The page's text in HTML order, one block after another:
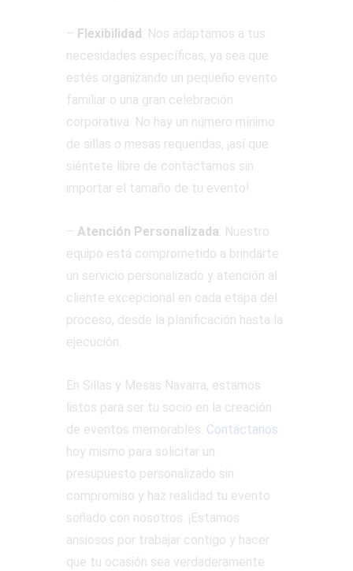
– Flexibilidad: Nos adaptamos a tus
necesidades específicas, ya sea que
estés organizando un pequeño evento
familiar o una gran celebración
corporativa. No hay un número mínimo
de sillas o mesas requeridas, ¡así que
siéntete libre de contactarnos sin
importar el tamaño de tu evento!
– Atención Personalizada: Nuestro
equipo está comprometido a brindarte
un servicio personalizado y atención al
cliente excepcional en cada etapa del
proceso, desde la planificación hasta la
ejecución.
En Sillas y Mesas Navarra, estamos
listos para ser tu socio en la creación
de eventos memorables. Contáctanos
hoy mismo para solicitar un
presupuesto personalizado sin
compromiso y haz realidad tu evento
soñado con nosotros. ¡Estamos
ansiosos por trabajar contigo y hacer
que tu ocasión sea verdaderamente